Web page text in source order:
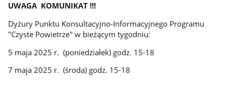
UWAGA KOMUNIKAT !!!
Dyżury Punktu Konsultacyjno-Informacyjnego Programu
"Czyste Powietrze" w bieżącym tygodniu:
5 maja 2025 r. (poniedziałek) godz. 15-18
7 maja 2025 r. (środa) godz. 15-18